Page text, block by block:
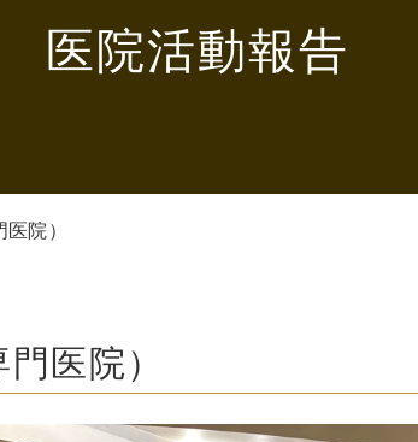
医院活動報告
院）
医院）